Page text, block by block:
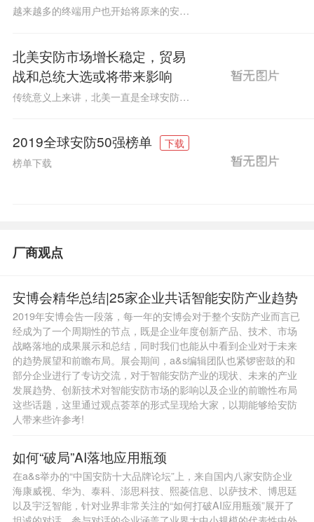
越来越多的终端用户也开始将原来的安防设备或系统用于非安全监控的用途，使得安防系统的应用价值得以进一步拓展和升级。
北美安防市场增长稳定，贸易
战和总统大选或将带来影响
传统意义上来讲，北美一直是全球安防市场的重心之一。近年来，北美地区经济发展强劲，这也自然而然地推动了当地在安防设备和系统方面的投资，预计该市场的增长率为5%至7%。至于2020年，北美安防市场或将迎来一个不确定的经济环境，市场增长可能会受到正在进行的中美贸易战以及美国总统大选等事件的影响。
2019全球安防50强榜单
下载
榜单下载
厂商观点
安博会精华总结|25家企业共话智能安防产业趋势
2019年安博会告一段落，每一年的安博会对于整个安防产业而言已
经成为了一个周期性的节点，既是企业年度创新产品、技术、市场
战略落地的成果展示和总结，同时我们也能从中看到企业对于未来
的趋势展望和前瞻布局。展会期间，a&s编辑团队也紧锣密鼓的和
部分企业进行了专访交流，对于智能安防产业的现状、未来的产业
发展趋势、创新技术对智能安防市场的影响以及企业的前瞻性布局
这些话题，这里通过观点荟萃的形式呈现给大家，以期能够给安防
人带来些许参考!
如何“破局”AI落地应用瓶颈
在a&s举办的“中国安防十大品牌论坛”上，来自国内八家安防企业
海康威视、华为、泰科、澎思科技、熙菱信息、以萨技术、博思廷
以及宇泛智能，针对业界非常关注的“如何打破AI应用瓶颈”展开了